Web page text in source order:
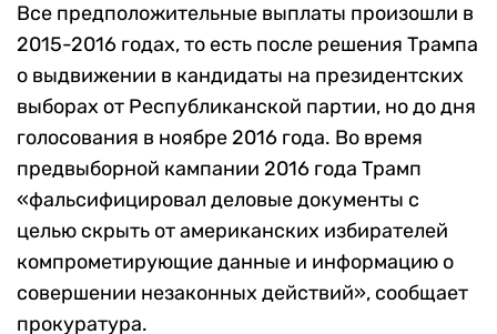
Все предположительные выплаты произошли в
2015-2016 годах, то есть после решения Трампа
о выдвижении в кандидаты на президентских
выборах от Республиканской партии, но до дня
голосования в ноябре 2016 года. Во время
предвыборной кампании 2016 года Трамп
«фальсифицировал деловые документы с
целью скрыть от американских избирателей
компрометирующие данные и информацию о
совершении незаконных действий», сообщает
прокуратура.